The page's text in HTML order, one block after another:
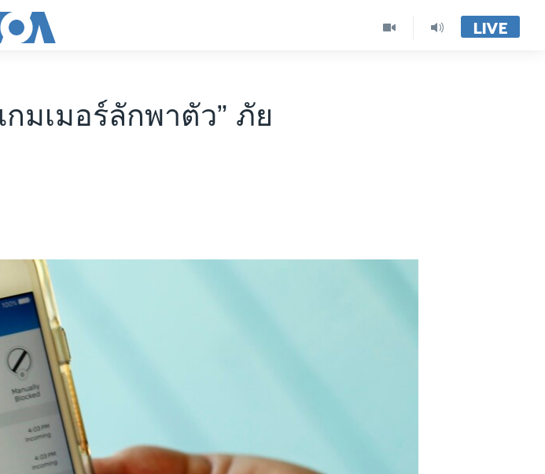
LIVE
มเมอร์ลักพาตัว” ภัย